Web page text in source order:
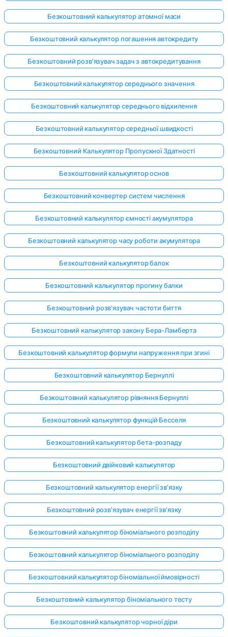
Безкоштовний калькулятор атомної маси
Безкоштовний калькулятор погашення автокредиту
Безкоштовний розв'язувач задач з автокредитування
Безкоштовний калькулятор середнього значення
Безкоштовний калькулятор середнього відхилення
Безкоштовний калькулятор середньої швидкості
Безкоштовний Калькулятор Пропускної Здатності
Безкоштовний калькулятор основ
Безкоштовний конвертер систем числення
Безкоштовний калькулятор ємності акумулятора
Безкоштовний калькулятор часу роботи акумулятора
Безкоштовний калькулятор балок
Безкоштовний калькулятор прогину балки
Безкоштовний розв'язувач частоти биття
Безкоштовний калькулятор закону Бера-Ламберта
Безкоштовний калькулятор формули напруження при згині
Безкоштовний калькулятор Бернуллі
Безкоштовний калькулятор рівняння Бернуллі
Безкоштовний калькулятор функцій Бесселя
Безкоштовний калькулятор бета-розпаду
Безкоштовний двійковий калькулятор
Безкоштовний калькулятор енергії зв'язку
Безкоштовний розв'язувач енергії зв'язку
Безкоштовний калькулятор біноміального розподілу
Безкоштовний калькулятор біноміального розподілу
Безкоштовний калькулятор біноміальної ймовірності
Безкоштовний калькулятор біноміального тесту
Безкоштовний калькулятор чорної діри